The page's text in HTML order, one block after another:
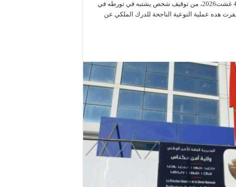
الدرك الملكي التابعة لسرية جماعةالقصيبة، مساء اليوم الثلاثاء 4 غشت2026، من توقيف شخص يشتبه في تورطه في
هده عملية النوعية الناجحة للدرك الملكي عن